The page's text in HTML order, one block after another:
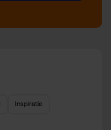
Inspiratie